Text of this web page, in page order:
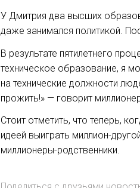
У Дмитрия два высших
даже занимался политикой.
В результате пятилетнего
техническое образование, я
на технические должности
прожить!» — говорит
Стоит отметить, что теперь,
идеей выиграть миллион-
миллионеры-родственники.